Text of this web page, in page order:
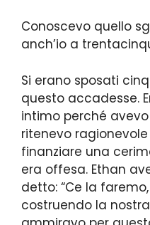
Conoscevo quello
anch’io a
Si erano sposati
questo accadesse.
intimo perché
ritenevo
finanziare una
era offesa. Ethan
detto: “Ce la
costruendo la